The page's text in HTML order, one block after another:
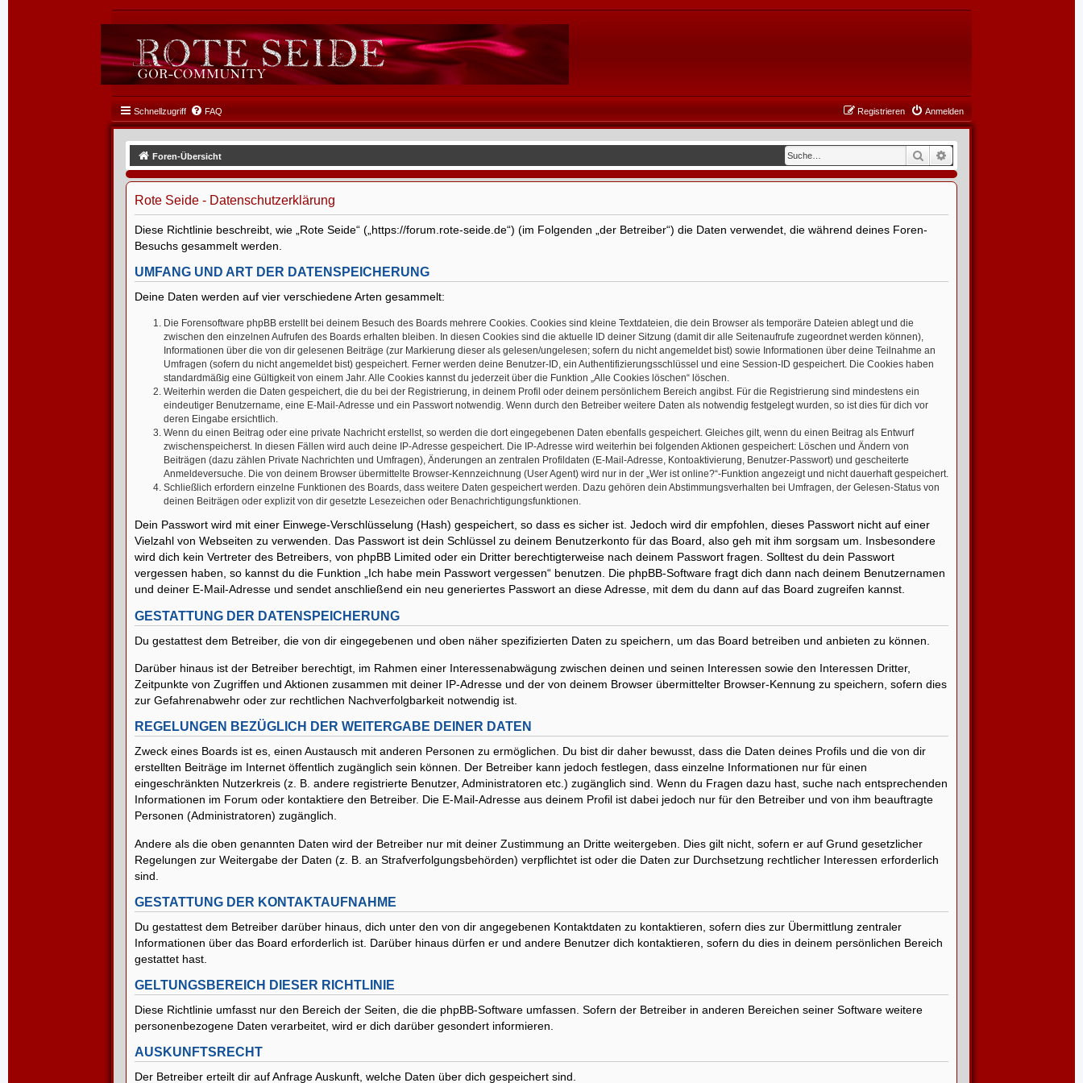
Schnellzugriff FAQ Anmelden
Registrieren
Suche
Foren-Übersicht
Rote Seide - Datenschutzerklärung
Diese Richtlinie beschreibt, wie „Rote Seide“ („https://forum.rote-seide.de“) (im Folgenden „der Betreiber“) die Daten verwendet, die während deines Foren-
Besuchs gesammelt werden.
UMFANG UND ART DER DATENSPEICHERUNG
Deine Daten werden auf vier verschiedene Arten gesammelt:
Die Forensoftware phpBB erstellt bei deinem Besuch des Boards mehrere Cookies. Cookies sind kleine Textdateien, die dein Browser als temporäre Dateien ablegt und die
zwischen den einzelnen Aufrufen des Boards erhalten bleiben. In diesen Cookies sind die aktuelle ID deiner Sitzung (damit dir alle Seitenaufrufe zugeordnet werden können),
Informationen über die von dir gelesenen Beiträge (zur Markierung dieser als gelesen/ungelesen; sofern du nicht angemeldet bist) sowie Informationen über deine Teilnahme an
Umfragen (sofern du nicht angemeldet bist) gespeichert. Ferner werden deine Benutzer-ID, ein Authentifizierungsschlüssel und eine Session-ID gespeichert. Die Cookies haben
standardmäßig eine Gültigkeit von einem Jahr. Alle Cookies kannst du jederzeit über die Funktion „Alle Cookies löschen“ löschen.
Weiterhin werden die Daten gespeichert, die du bei der Registrierung, in deinem Profil oder deinem persönlichem Bereich angibst. Für die Registrierung sind mindestens ein
eindeutiger Benutzername, eine E-Mail-Adresse und ein Passwort notwendig. Wenn durch den Betreiber weitere Daten als notwendig festgelegt wurden, so ist dies für dich vor
deren Eingabe ersichtlich.
Wenn du einen Beitrag oder eine private Nachricht erstellst, so werden die dort eingegebenen Daten ebenfalls gespeichert. Gleiches gilt, wenn du einen Beitrag als Entwurf
zwischenspeicherst. In diesen Fällen wird auch deine IP-Adresse gespeichert. Die IP-Adresse wird weiterhin bei folgenden Aktionen gespeichert: Löschen und Ändern von
Beiträgen (dazu zählen Private Nachrichten und Umfragen), Änderungen an zentralen Profildaten (E-Mail-Adresse, Kontoaktivierung, Benutzer-Passwort) und gescheiterte
Anmeldeversuche. Die von deinem Browser übermittelte Browser-Kennzeichnung (User Agent) wird nur in der „Wer ist online?“-Funktion angezeigt und nicht dauerhaft gespeichert.
Schließlich erfordern einzelne Funktionen des Boards, dass weitere Daten gespeichert werden. Dazu gehören dein Abstimmungsverhalten bei Umfragen, der Gelesen-Status von
deinen Beiträgen oder explizit von dir gesetzte Lesezeichen oder Benachrichtigungsfunktionen.
Dein Passwort wird mit einer Einwege-Verschlüsselung (Hash) gespeichert, so dass es sicher ist. Jedoch wird dir empfohlen, dieses Passwort nicht auf einer
Vielzahl von Webseiten zu verwenden. Das Passwort ist dein Schlüssel zu deinem Benutzerkonto für das Board, also geh mit ihm sorgsam um. Insbesondere
wird dich kein Vertreter des Betreibers, von phpBB Limited oder ein Dritter berechtigterweise nach deinem Passwort fragen. Solltest du dein Passwort
vergessen haben, so kannst du die Funktion „Ich habe mein Passwort vergessen“ benutzen. Die phpBB-Software fragt dich dann nach deinem Benutzernamen
und deiner E-Mail-Adresse und sendet anschließend ein neu generiertes Passwort an diese Adresse, mit dem du dann auf das Board zugreifen kannst.
GESTATTUNG DER DATENSPEICHERUNG
Du gestattest dem Betreiber, die von dir eingegebenen und oben näher spezifizierten Daten zu speichern, um das Board betreiben und anbieten zu können.
Darüber hinaus ist der Betreiber berechtigt, im Rahmen einer Interessenabwägung zwischen deinen und seinen Interessen sowie den Interessen Dritter,
Zeitpunkte von Zugriffen und Aktionen zusammen mit deiner IP-Adresse und der von deinem Browser übermittelter Browser-Kennung zu speichern, sofern dies
zur Gefahrenabwehr oder zur rechtlichen Nachverfolgbarkeit notwendig ist.
REGELUNGEN BEZÜGLICH DER WEITERGABE DEINER DATEN
Zweck eines Boards ist es, einen Austausch mit anderen Personen zu ermöglichen. Du bist dir daher bewusst, dass die Daten deines Profils und die von dir
erstellten Beiträge im Internet öffentlich zugänglich sein können. Der Betreiber kann jedoch festlegen, dass einzelne Informationen nur für einen
eingeschränkten Nutzerkreis (z. B. andere registrierte Benutzer, Administratoren etc.) zugänglich sind. Wenn du Fragen dazu hast, suche nach entsprechenden
Informationen im Forum oder kontaktiere den Betreiber. Die E-Mail-Adresse aus deinem Profil ist dabei jedoch nur für den Betreiber und von ihm beauftragte
Personen (Administratoren) zugänglich.
Andere als die oben genannten Daten wird der Betreiber nur mit deiner Zustimmung an Dritte weitergeben. Dies gilt nicht, sofern er auf Grund gesetzlicher
Regelungen zur Weitergabe der Daten (z. B. an Strafverfolgungsbehörden) verpflichtet ist oder die Daten zur Durchsetzung rechtlicher Interessen erforderlich
sind.
GESTATTUNG DER KONTAKTAUFNAHME
Du gestattest dem Betreiber darüber hinaus, dich unter den von dir angegebenen Kontaktdaten zu kontaktieren, sofern dies zur Übermittlung zentraler
Informationen über das Board erforderlich ist. Darüber hinaus dürfen er und andere Benutzer dich kontaktieren, sofern du dies in deinem persönlichen Bereich
gestattet hast.
GELTUNGSBEREICH DIESER RICHTLINIE
Diese Richtlinie umfasst nur den Bereich der Seiten, die die phpBB-Software umfassen. Sofern der Betreiber in anderen Bereichen seiner Software weitere
personenbezogene Daten verarbeitet, wird er dich darüber gesondert informieren.
AUSKUNFTSRECHT
Der Betreiber erteilt dir auf Anfrage Auskunft, welche Daten über dich gespeichert sind.